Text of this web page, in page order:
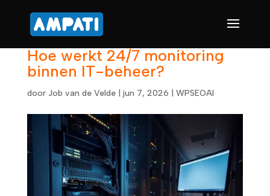
Hoe werkt 24/7 monitoring
binnen IT-beheer?
door Job van de Velde| jun 7, 2026 WPSEOAI